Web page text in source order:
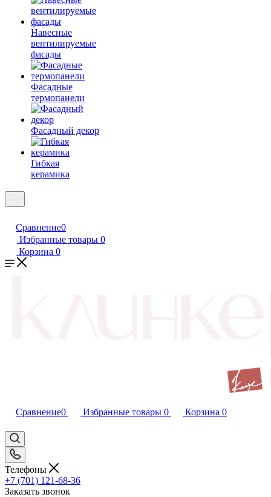
Навесные
вентилируемые
фасады
Фасадные
термопанели
Фасадный декор
Гибкая
керамика
Сравнение0
Избранные товары 0
Корзина 0
Сравнение0 Избранные товары 0 Корзина 0
Телефоны
+7 (701) 121-68-36
Заказать звонок